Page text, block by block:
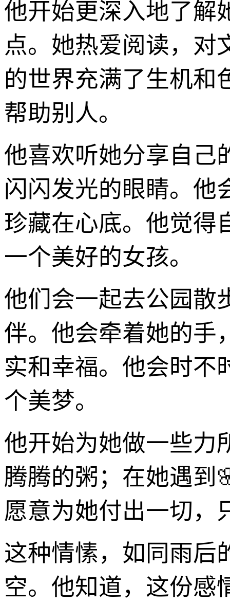
他开始更深入地了解
点。她热爱阅读，对
的世界充满了生机和
帮助别人。
他喜欢听她分享自己
闪闪发光的眼睛。他
珍藏在心底。他觉得
一个美好的女孩。
他们会一起去公园散
伴。他会牵着她的手
实和幸福。他会时不
个美梦。
他开始为她做一些力
腾腾的粥；在她遇到
愿意为她付出一切，
这种情愫，如同雨后
空。他知道，这份感